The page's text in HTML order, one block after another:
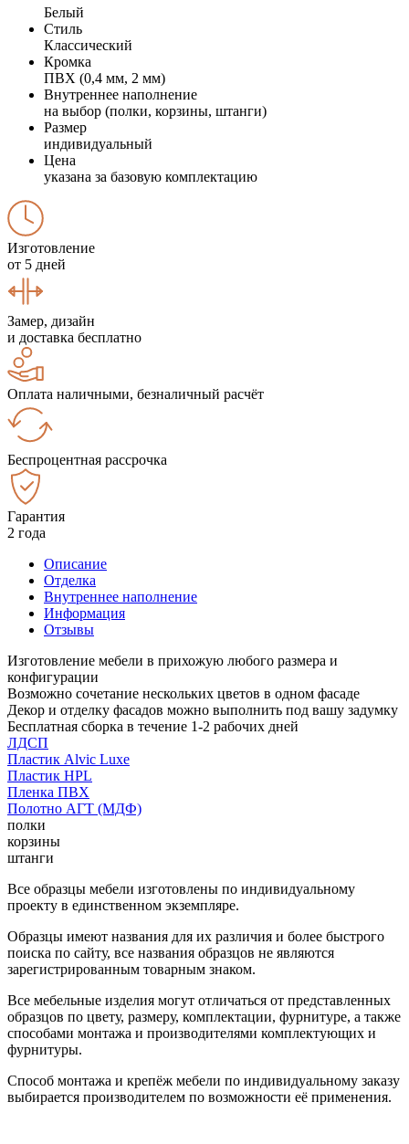
Белый
Стиль
Классический
Кромка
ПВХ (0,4 мм, 2 мм)
Внутреннее наполнение
на выбор (полки, корзины, штанги)
Размер
индивидуальный
Цена
указана за базовую комплектацию
Изготовление
от 5 дней
Замер, дизайн
и доставка бесплатно
Оплата наличными, безналичный расчёт
Беспроцентная рассрочка
Гарантия
2 года
Описание
Отделка
Внутреннее наполнение
Информация
Отзывы
Изготовление мебели в прихожую любого размера и
конфигурации
Возможно сочетание нескольких цветов в одном фасаде
Декор и отделку фасадов можно выполнить под вашу задумку
Бесплатная сборка в течение 1-2 рабочих дней
ЛДСП
Пластик Alvic Luxe
Пластик HPL
Пленка ПВХ
Полотно АГТ (МДФ)
полки
корзины
штанги
Все образцы мебели изготовлены по индивидуальному
проекту в единственном экземпляре.
Образцы имеют названия для их различия и более быстрого
поиска по сайту, все названия образцов не являются
зарегистрированным товарным знаком.
Все мебельные изделия могут отличаться от представленных
образцов по цвету, размеру, комплектации, фурнитуре, а также
способами монтажа и производителями комплектующих и
фурнитуры.
Способ монтажа и крепёж мебели по индивидуальному заказу
выбирается производителем по возможности её применения.